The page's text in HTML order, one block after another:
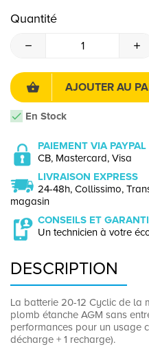
Quantité
AJOUTER AU
En Stock
PAIEMENT VIA PAYPAL
CB, Mastercard, Visa
LIVRAISON EXPRESS
24-48h, Collissimo,
magasin
CONSEILS ET
Un technicien à votre
DESCRIPTION
La batterie 20-12 Cyclic de la
plomb étanche AGM sans
performances pour un usage
décharge + 1 recharge).